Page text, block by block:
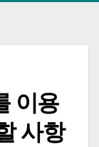
이용
사항